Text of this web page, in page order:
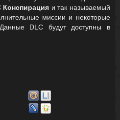
Конспирация и так называемый
миссии и некоторые
DLC будут доступны в